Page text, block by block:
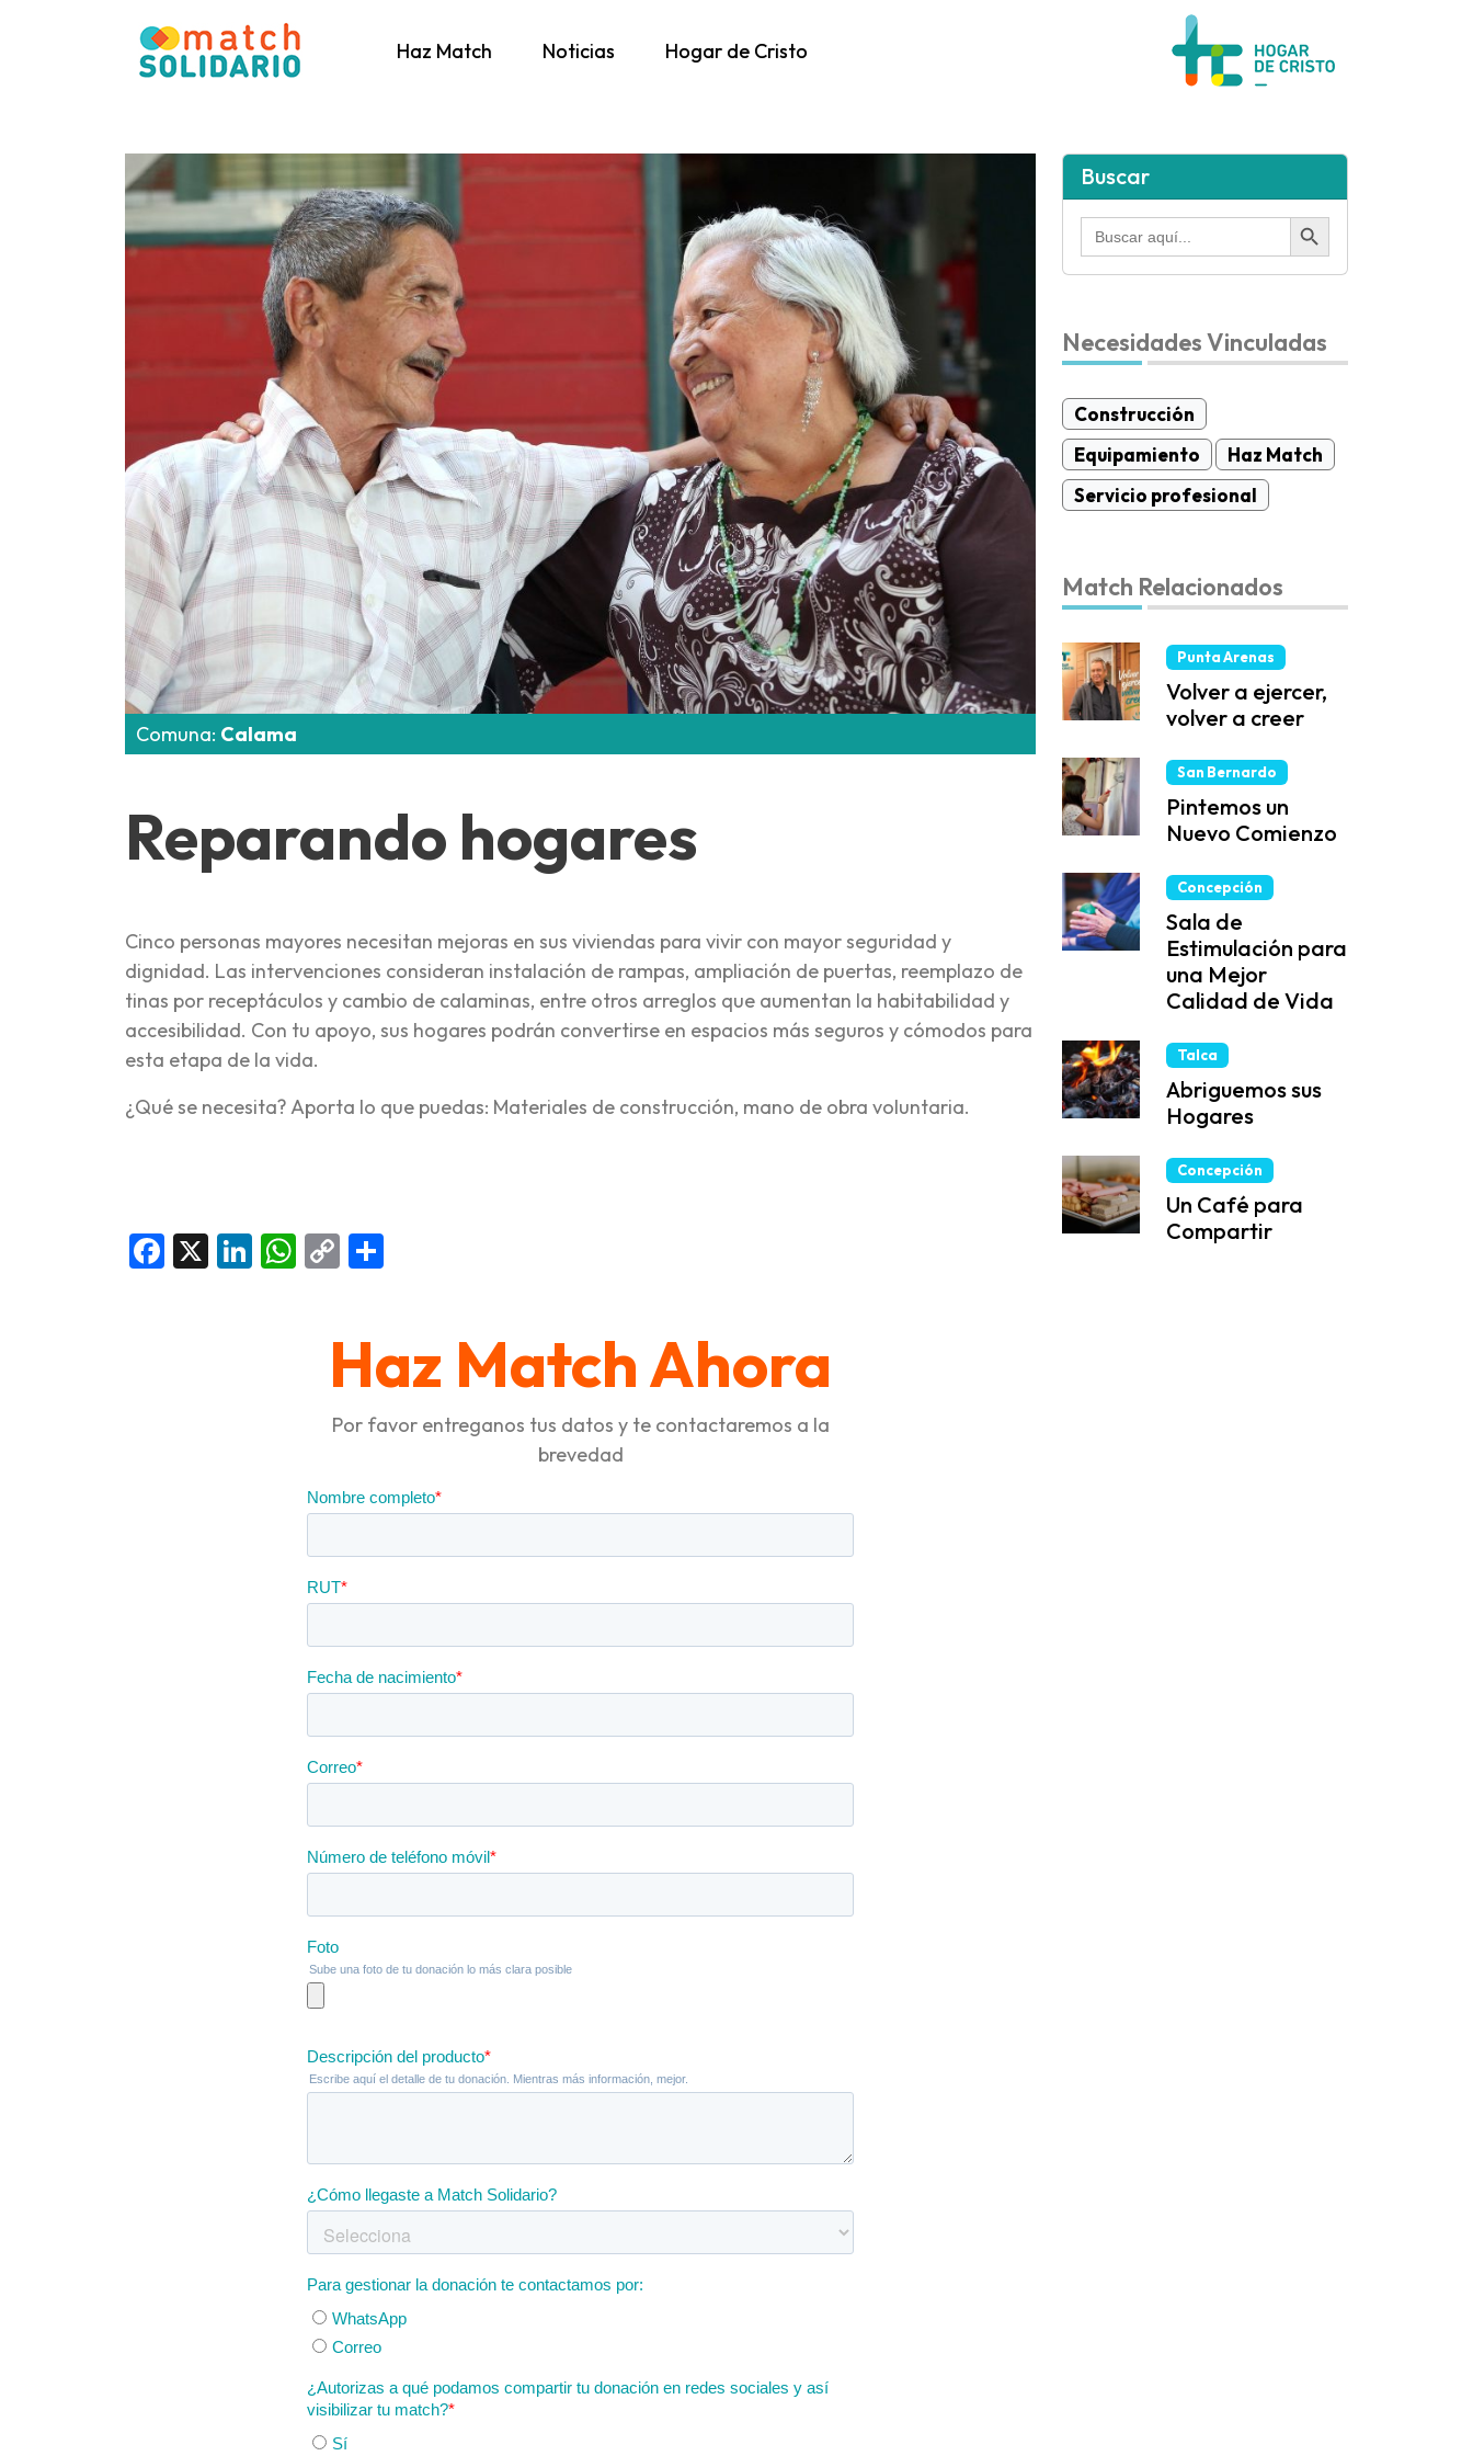
Haz Match Noticias Hogar de Cristo
Comuna: Calama
Reparando hogares
Cinco personas mayores necesitan mejoras en sus viviendas para vivir con mayor seguridad y
dignidad. Las intervenciones consideran instalación de rampas, ampliación de puertas, reemplazo de
tinas por receptáculos y cambio de calaminas, entre otros arreglos que aumentan la habitabilidad y
accesibilidad. Con tu apoyo, sus hogares podrán convertirse en espacios más seguros y cómodos para
esta etapa de la vida.
¿Qué se necesita? Aporta lo que puedas: Materiales de construcción, mano de obra voluntaria.
Facebook
X LinkedIn
WhatsApp
Copy
Haz Match Ahora
Por favor entreganos tus datos y te contactaremos a la
brevedad
Buscar
Buscar: Botón de búsqueda
Necesidades Vinculadas
Construcción
Equipamiento
Haz Match
Servicio profesional
Match Relacionados
Punta Arenas
Volver a ejercer,
volver a creer
San Bernardo
Pintemos un
Nuevo Comienzo
Concepción
Sala de
Estimulación para
una Mejor
Calidad de Vida
Talca
Abriguemos sus
Hogares
Concepción
Un Café para
Compartir